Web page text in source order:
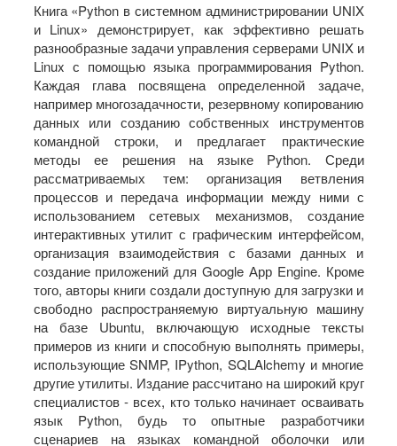
Книга «Python в системном администрировании UNIX
и Linux» демонстрирует, как эффективно решать
разнообразные задачи управления серверами UNIX и
Linux с помощью языка программирования Python.
Каждая глава посвящена определенной задаче,
например многозадачности, резервному копированию
данных или созданию собственных инструментов
командной строки, и предлагает практические
методы ее решения на языке Python. Среди
рассматриваемых тем: организация ветвления
процессов и передача информации между ними с
использованием сетевых механизмов, создание
интерактивных утилит с графическим интерфейсом,
организация взаимодействия с базами данных и
создание приложений для Google Арр Engine. Кроме
того, авторы книги создали доступную для загрузки и
свободно распространяемую виртуальную машину
на базе Ubuntu, включающую исходные тексты
примеров из книги и способную выполнять примеры,
использующие SNMP, IPython, SQLAlchemy и многие
другие утилиты. Издание рассчитано на широкий круг
специалистов - всех, кто только начинает осваивать
язык Python, будь то опытные разработчики
сценариев на языках командной оболочки или